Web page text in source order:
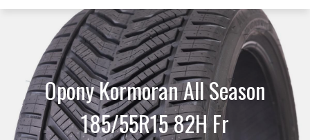
Opony Kormoran All Season
185/55R15 82H Fr